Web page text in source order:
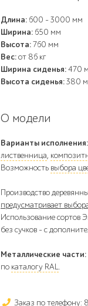
Длина: 600 - 3000 мм
Ширина: 650 мм
Высота:760 мм
Вес:от 86 кг
Ширина сиденья:470
Высота сиденья:380
О модели
Варианты исполнения:
лиственница,
Возможность выбора
Производство
предусматривает
Использование сортов
без сучков - с
Металлические части:
по каталогу RAL.
Заказ по телефону: